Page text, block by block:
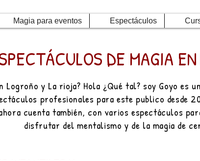
Magia para eventos Espectáculos
DE MAGIA
y La rioja? Hola ¿Qué tal? soy Goyo es
profesionales para este publico desde
cuenta también, con varios espectáculos
disfrutar del mentalismo y de la magia de